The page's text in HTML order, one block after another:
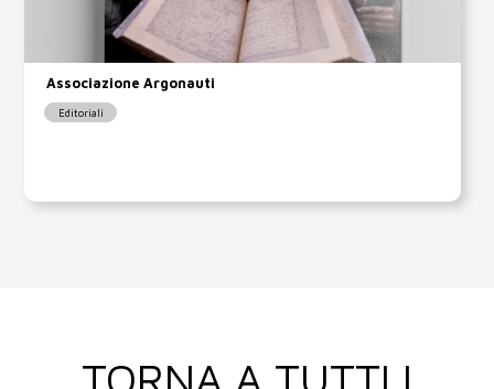
Associazione Argonauti
Editoriali
TORNA A TUTTI I